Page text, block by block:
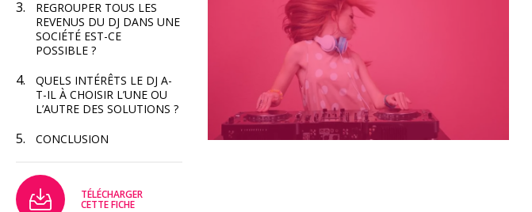
REGROUPER TOUS LES
REVENUS DU DJ DANS UNE
SOCIÉTÉ EST-CE
POSSIBLE ?
QUELS INTÉRÊTS LE DJ A-
T-IL À CHOISIR L’UNE OU
L’AUTRE DES SOLUTIONS ?
CONCLUSION
TÉLÉCHARGER
CETTE FICHE